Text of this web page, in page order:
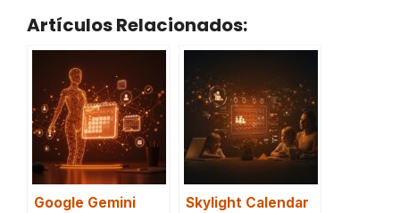
Artículos Relacionados:
Google Gemini
Skylight Calendar